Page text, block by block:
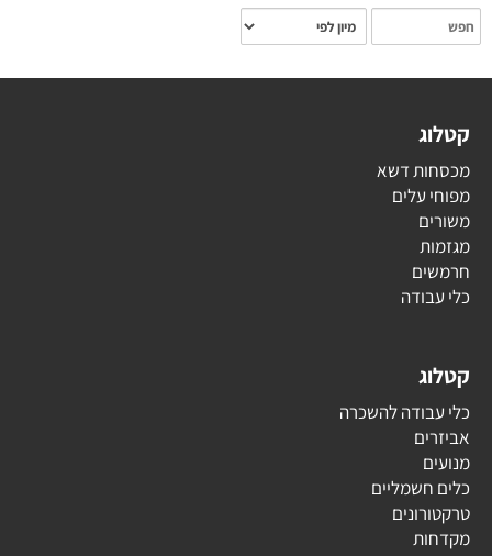
קטלוג
מכסחות דשא
מפוחי עלים
משורים
מגזמות
חרמשים
כלי עבודה
קטלוג
כלי עבודה להשכרה
אביזרים
מנועים
כלים חשמליים
טרקטורונים
מקדחות